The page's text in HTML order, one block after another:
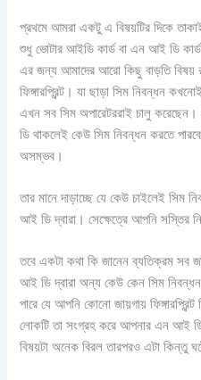
প্রথমে আমরা একটু এ বিষয়টির দিকে
শুধু ভোটার আইডি কার্ড বা এন আই ডি
এর জন্য আমাদের আরো কিছু বাড়তি বিষয়
ফিঙ্গারপ্রিন্ট। যা ছাড়া সিম নিবন্ধন
এখন সব সিম অপারেটররাই চালু
ডি থাকলেই কেউ সিম নিবন্ধন করতে পারবে
অসম্ভব।
তার মানে দাড়াচ্ছে যে কেউ চাইলেই সিম
আই ডি দ্বারা। সেক্ষেত্রে আপনি সস্তির
তবে একটা কথা কি জানেন ব্যতিক্রম সব
আই ডি দ্বারা অন্য কেউ কেন সিম
পারে যে আপনি কোনো জায়গায়
লোকটি তা সংগ্রহ করে আপনার এন আই ডি
বিষয়টা অনেক বিরল তারপরও এটা কিন্তু